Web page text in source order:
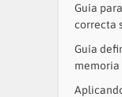
Guía
correcta
Guía
memoria